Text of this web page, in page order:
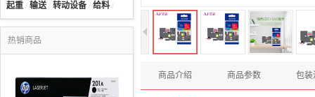
起重 / 输送/ 转动设备 / 给料 /
热销商品
商品介绍 商品参数 包装